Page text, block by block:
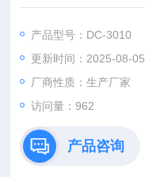
产品型号：DC-3010
更新时间：2025-08-05
厂商性质：生产厂家
访问量：962
产品咨询